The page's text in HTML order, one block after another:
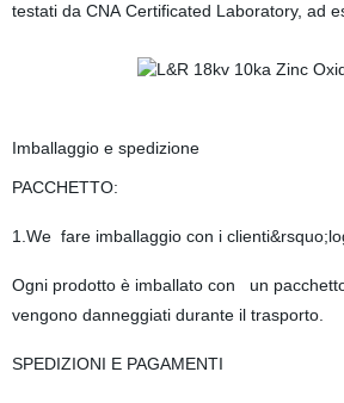
testati da CNA Certificated Laboratory, ad
Imballaggio e spedizione
PACCHETTO:
1.We fare imballaggio con i
Ogni prodotto è imballato con un
vengono danneggiati durante il trasporto.
SPEDIZIONI E PAGAMENTI